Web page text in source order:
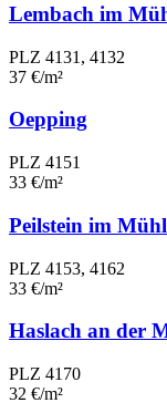
Lembach im
PLZ 4131, 4132
37 €/m²
Oepping
PLZ 4151
33 €/m²
Peilstein im
PLZ 4153, 4162
33 €/m²
Haslach an der
PLZ 4170
32 €/m²